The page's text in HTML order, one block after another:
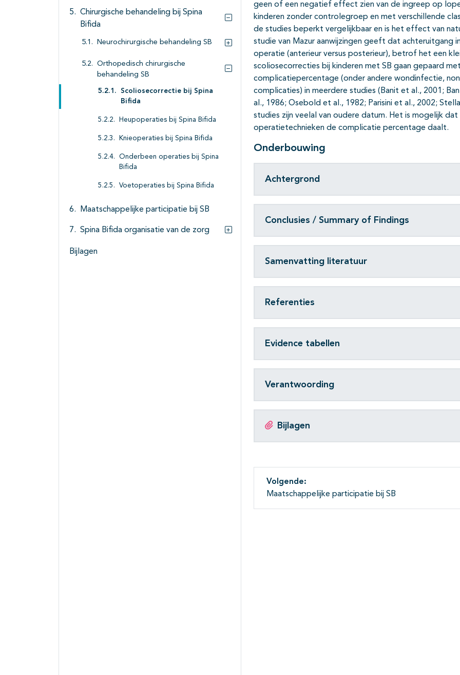
Chirurgische behandeling bij Spina
Bifida
Subpagina's open- en dichtklappen
Neurochirurgische behandeling SB
Subpagina's open- en dichtklappen
Orthopedisch chirurgische
behandeling SB
Subpagina's open- en dichtklappen
Scoliosecorrectie bij Spina
Bifida
Heupoperaties bij Spina Bifida
Knieoperaties bij Spina Bifida
Onderbeen operaties bij Spina
Bifida
Voetoperaties bij Spina Bifida
Maatschappelijke participatie bij SB
Spina Bifida organisatie van de zorg
Bijlagen
geen of een negatief effect zien van de ingreep op
kinderen zonder controlegroep en met verschillende
de studies beperkt vergelijkbaar en is het effect van
studie van Mazur aanwijzingen geeft dat achteruitgang
operatie (anterieur versus posterieur), betrof het een
scoliosecorrecties bij kinderen met SB gaan gepaard
complicatiepercentage (onder andere wondinfectie,
complicaties) in meerdere studies (Banit et al., 2001;
al., 1986; Osebold et al., 1982; Parisini et al., 2002;
studies zijn veelal van oudere datum. Het is mogelijk
operatietechnieken de complicatie percentage daalt.
Onderbouwing
Achtergrond
Conclusies / Summary of Findings
Samenvatting literatuur
Referenties
Evidence tabellen
Verantwoording
Bijlagen
Volgende:
Maatschappelijke participatie bij SB